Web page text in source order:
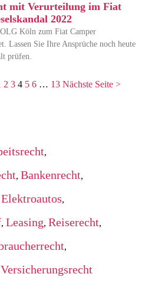
mit Verurteilung im Fiat
2022
Köln zum Fiat Camper
Lassen Sie Ihre Ansprüche noch heute
prüfen.
2 3 4 5 6 … 13 Nächste Seite >
,
, Bankenrecht,
Elektroautos,
, Leasing, Reiserecht,
,
Versicherungsrecht